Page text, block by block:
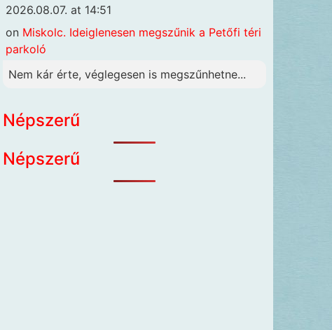
2026.08.07. at 14:51
on Miskolc. Ideiglenesen megszűnik a Petőfi téri
parkoló
Nem kár érte, véglegesen is megszűnhetne...
Népszerű
Népszerű